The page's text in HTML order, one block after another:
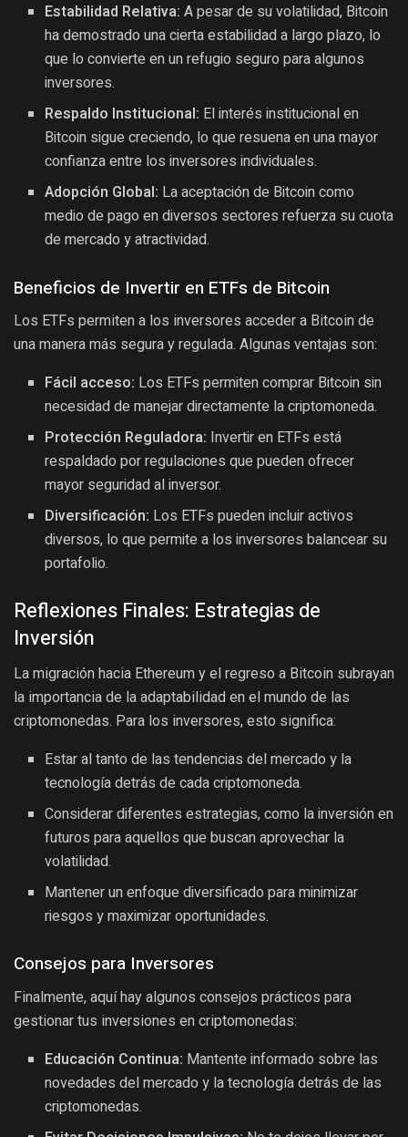
Estabilidad Relativa: A pesar de su volatilidad, Bitcoin
ha demostrado una cierta estabilidad a largo plazo, lo
que lo convierte en un refugio seguro para algunos
inversores.
Respaldo Institucional: El interés institucional en
Bitcoin sigue creciendo, lo que resuena en una mayor
confianza entre los inversores individuales.
Adopción Global: La aceptación de Bitcoin como
medio de pago en diversos sectores refuerza su cuota
de mercado y atractividad.
Beneficios de Invertir en ETFs de Bitcoin
Los ETFs permiten a los inversores acceder a Bitcoin de
una manera más segura y regulada. Algunas ventajas son:
Fácil acceso: Los ETFs permiten comprar Bitcoin sin
necesidad de manejar directamente la criptomoneda.
Protección Reguladora: Invertir en ETFs está
respaldado por regulaciones que pueden ofrecer
mayor seguridad al inversor.
Diversificación: Los ETFs pueden incluir activos
diversos, lo que permite a los inversores balancear su
portafolio.
Reflexiones Finales: Estrategias de
Inversión
La migración hacia Ethereum y el regreso a Bitcoin subrayan
la importancia de la adaptabilidad en el mundo de las
criptomonedas. Para los inversores, esto significa:
Estar al tanto de las tendencias del mercado y la
tecnología detrás de cada criptomoneda.
Considerar diferentes estrategias, como la inversión en
futuros para aquellos que buscan aprovechar la
volatilidad.
Mantener un enfoque diversificado para minimizar
riesgos y maximizar oportunidades.
Consejos para Inversores
Finalmente, aquí hay algunos consejos prácticos para
gestionar tus inversiones en criptomonedas:
Educación Continua: Mantente informado sobre las
novedades del mercado y la tecnología detrás de las
criptomonedas.